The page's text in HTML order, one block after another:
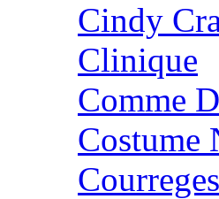
Cindy
Clinique
Comme
Costume
Courreges